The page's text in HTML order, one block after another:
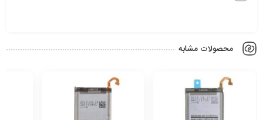
محصولات مشابه